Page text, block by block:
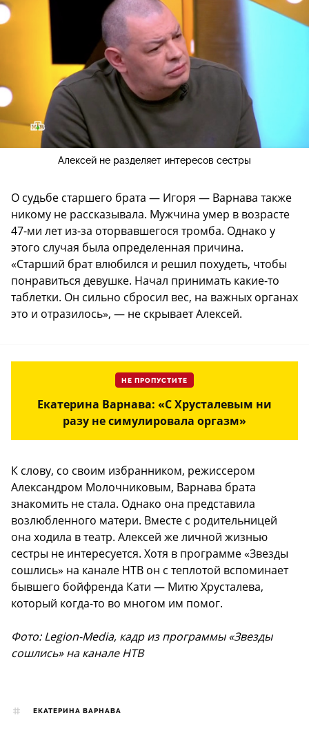
Алексей не разделяет интересов сестры
О судьбе старшего брата — Игоря — Варнава также
никому не рассказывала. Мужчина умер в возрасте
47-ми лет из-за оторвавшегося тромба. Однако у
этого случая была определенная причина.
«Старший брат влюбился и решил похудеть, чтобы
понравиться девушке. Начал принимать какие-то
таблетки. Он сильно сбросил вес, на важных органах
это и отразилось», — не скрывает Алексей.
НЕ ПРОПУСТИТЕ
Екатерина Варнава: «С Хрусталевым ни
разу не симулировала оргазм»
К слову, со своим избранником, режиссером
Александром Молочниковым, Варнава брата
знакомить не стала. Однако она представила
возлюбленного матери. Вместе с родительницей
она ходила в театр. Алексей же личной жизнью
сестры не интересуется. Хотя в программе «Звезды
сошлись» на канале НТВ он с теплотой вспоминает
бывшего бойфренда Кати — Митю Хрусталева,
который когда-то во многом им помог.
Фото: Legion-Media, кадр из программы «Звезды
сошлись» на канале НТВ
ЕКАТЕРИНА ВАРНАВА